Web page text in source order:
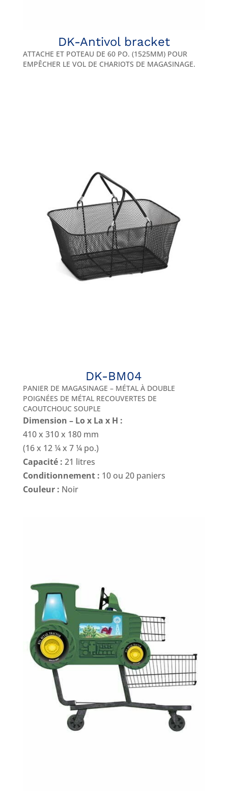
DK-Antivol bracket
ATTACHE ET POTEAU DE 60 PO. (1525MM) POUR
EMPÊCHER LE VOL DE CHARIOTS DE MAGASINAGE.
DK-BM04
PANIER DE MAGASINAGE – MÉTAL À DOUBLE
POIGNÉES DE MÉTAL RECOUVERTES DE
CAOUTCHOUC SOUPLE
Dimension – Lo x La x H :
410 x 310 x 180 mm
(16 x 12 ¼ x 7 ¼ po.)
Capacité : 21 litres
Conditionnement : 10 ou 20 paniers
Couleur : Noir